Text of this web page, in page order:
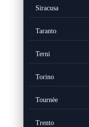
Siracusa
Taranto
Terni
Torino
Tournèe
Trento